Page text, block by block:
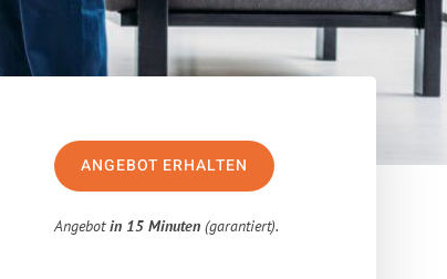
ANGEBOT ERHALTEN
Angebotin 15 Minuten (garantiert).